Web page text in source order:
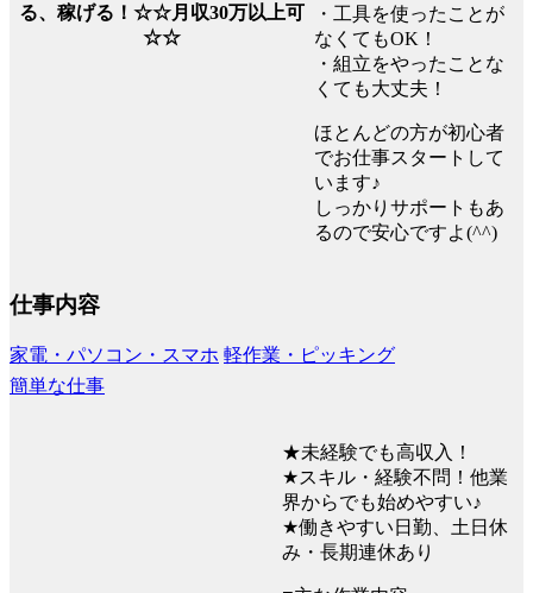
る、稼げる！☆☆月収30万以上可
☆☆
・工具を使ったことが
なくてもOK！
・組立をやったことな
くても大丈夫！
ほとんどの方が初心者
でお仕事スタートして
います♪
しっかりサポートもあ
るので安心ですよ(^^)
仕事内容
家電・パソコン・スマホ 軽作業・ピッキング
簡単な仕事
★未経験でも高収入！
★スキル・経験不問！他業
界からでも始めやすい♪
★働きやすい日勤、土日休
み・長期連休あり